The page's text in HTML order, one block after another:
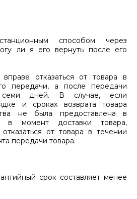
способом через
ли я его вернуть после его
отказаться от товара в
передачи, а после передачи
семи дней. В случае, если
и сроках возврата товара
не была предоставлена в
в момент доставки товара,
от товара в течении
передачи товара.
срок составляет менее